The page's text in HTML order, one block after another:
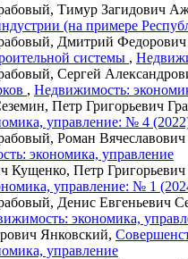
Тимур Загидович
(на примере
Дмитрий
системы ,
Сергей
, Недвижимость:
Петр Григорьевич
управление: № 4
Роман
экономика, управление
Кущенко, Петр
управление: № 1
Денис Евгеньевич
экономика,
Янковский,
управление